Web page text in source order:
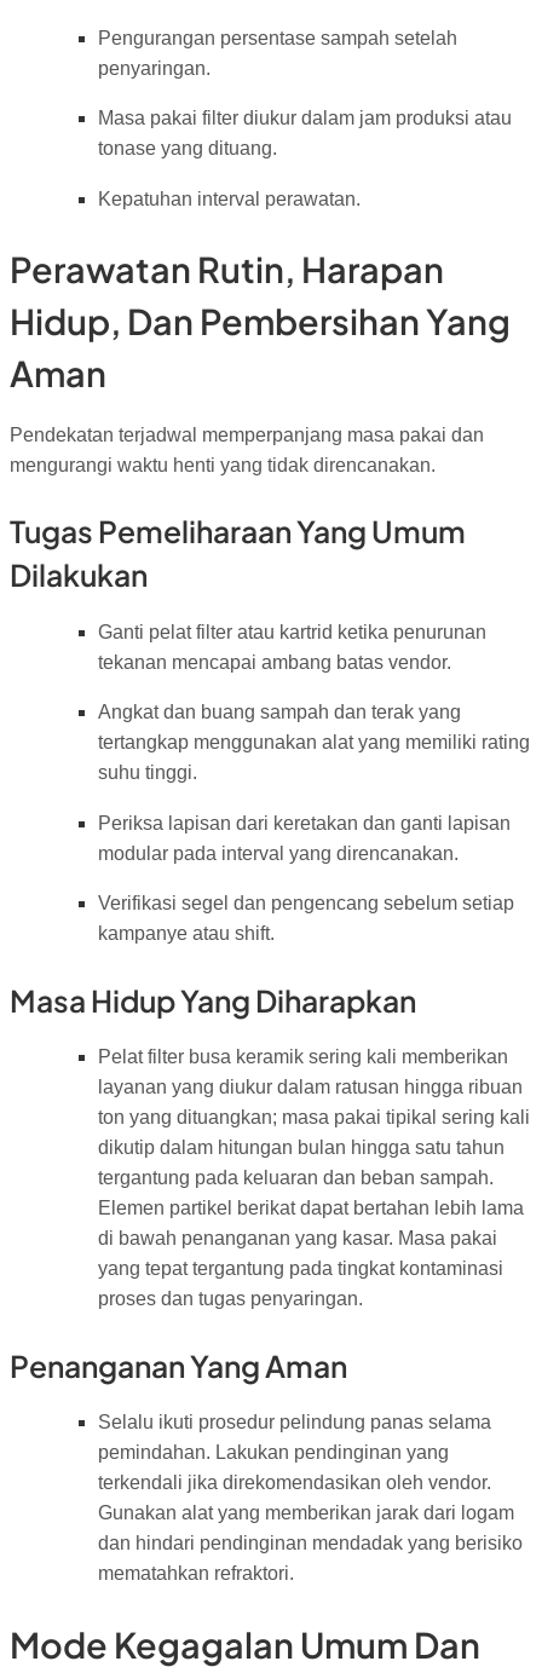
Pengurangan persentase sampah setelah
penyaringan.
Masa pakai filter diukur dalam jam produksi atau
tonase yang dituang.
Kepatuhan interval perawatan.
Perawatan Rutin, Harapan
Hidup, Dan Pembersihan Yang
Aman
Pendekatan terjadwal memperpanjang masa pakai dan
mengurangi waktu henti yang tidak direncanakan.
Tugas Pemeliharaan Yang Umum
Dilakukan
Ganti pelat filter atau kartrid ketika penurunan
tekanan mencapai ambang batas vendor.
Angkat dan buang sampah dan terak yang
tertangkap menggunakan alat yang memiliki rating
suhu tinggi.
Periksa lapisan dari keretakan dan ganti lapisan
modular pada interval yang direncanakan.
Verifikasi segel dan pengencang sebelum setiap
kampanye atau shift.
Masa Hidup Yang Diharapkan
Pelat filter busa keramik sering kali memberikan
layanan yang diukur dalam ratusan hingga ribuan
ton yang dituangkan; masa pakai tipikal sering kali
dikutip dalam hitungan bulan hingga satu tahun
tergantung pada keluaran dan beban sampah.
Elemen partikel berikat dapat bertahan lebih lama
di bawah penanganan yang kasar. Masa pakai
yang tepat tergantung pada tingkat kontaminasi
proses dan tugas penyaringan.
Penanganan Yang Aman
Selalu ikuti prosedur pelindung panas selama
pemindahan. Lakukan pendinginan yang
terkendali jika direkomendasikan oleh vendor.
Gunakan alat yang memberikan jarak dari logam
dan hindari pendinginan mendadak yang berisiko
mematahkan refraktori.
Mode Kegagalan Umum Dan